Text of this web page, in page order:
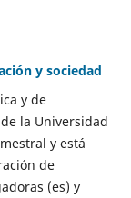
y sociedad
y de
la Universidad
y está
de
(es) y